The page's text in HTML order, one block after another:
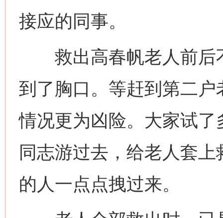
接应的同事。
救出高春帆老人前后
到了胸口。等赶到第二
情况更为凶险。大家试
同志游过去，给老人套
的人一点点拽过来。